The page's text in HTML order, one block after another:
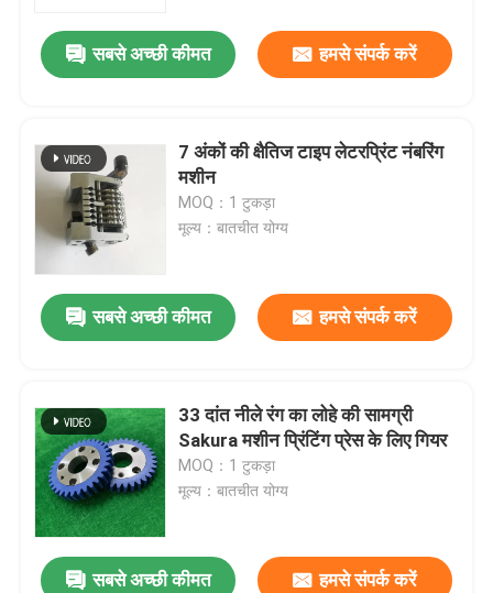
सबसे अच्छी कीमत हमसे संपर्क करें
7 अंकों की क्षैतिज टाइप लेटरप्रिंट नंबरिंग
मशीन
MOQ：1 टुकड़ा
मूल्य：बातचीत योग्य
सबसे अच्छी कीमत हमसे संपर्क करें
33 दांत नीले रंग का लोहे की सामग्री
Sakura मशीन प्रिंटिंग प्रेस के लिए गियर
MOQ：1 टुकड़ा
मूल्य：बातचीत योग्य
सबसे अच्छी कीमत हमसे संपर्क करें